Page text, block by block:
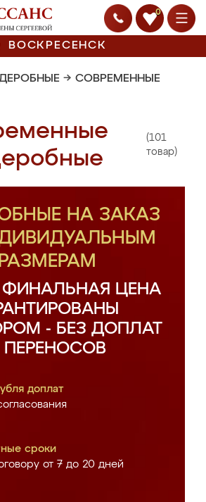
0
ВОСКРЕСЕНСК
→ СОВРЕМЕННЫЕ
(101
товар)
НА ЗАКАЗ
РАЗМЕРАМ
ЦЕНА
- БЕЗ ДОПЛАТ
ПЕРЕНОСОВ
доплат
сроки
от 7 до 20 дней